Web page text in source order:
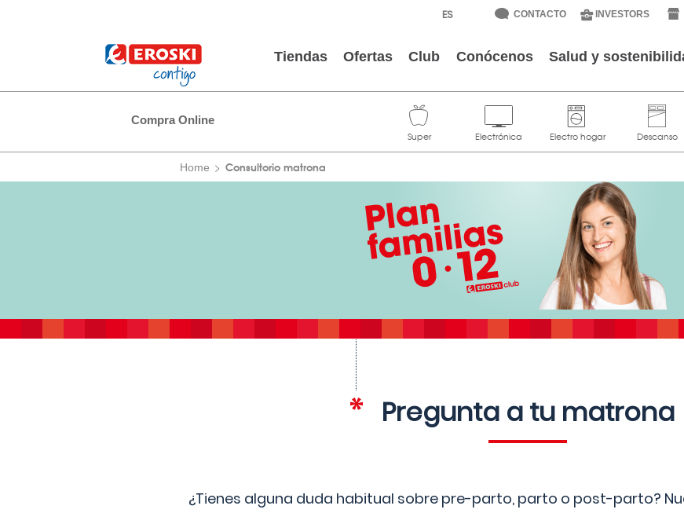
CONTACTO INVESTORS
Tiendas Ofertas Club Conócenos Salud y
Compra Online
Home Consultorio matrona
Pregunta a tu matrona
¿Tienes alguna duda habitual sobre pre-parto, parto o post-parto?